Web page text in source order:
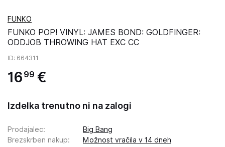
FUNKO
FUNKO POP! VINYL: JAMES BOND: GOLDFINGER:
ODDJOB THROWING HAT EXC CC
ID: 664311
16 99 €
Izdelka trenutno ni na zalogi
Prodajalec:
Big Bang
Brezskrben nakup: Možnost vračila v 14 dneh